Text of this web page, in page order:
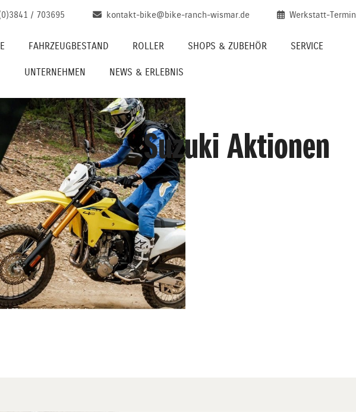
/ 703695 kontakt-bike@bike-ranch-wismar.de Werkstatt-Termin
FAHRZEUGBESTAND ROLLER SHOPS & ZUBEHÖR SERVICE
UNTERNEHMEN NEWS & ERLEBNIS
Suzuki Aktionen